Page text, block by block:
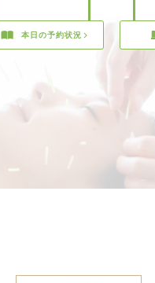
本日の予約状況